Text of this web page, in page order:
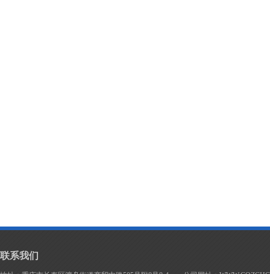
联系我们